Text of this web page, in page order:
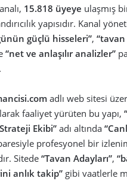
15.818 üyeye ulaşmış
yapısıdır. Kanal
güçlü hisseleri”,
“net ve anlaşılır analizler”
adlı web sitesi
faaliyet yürüten bu yapı,
Ekibi” adı altında
profesyonel bir
Sitede “Tavan Adayları”,
anlık takip” gibi vaatlerle